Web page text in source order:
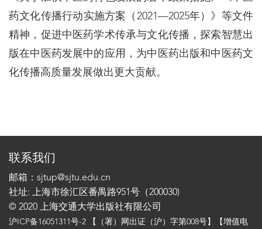
药文化传播行动实施方案（2021—2025年）》等文件
精神，促进中医药学术传承与文化传播，探索智慧出
版在中医药发展中的应用，为中医药出版和中医药文
化传播高质量发展做出更大贡献。
联系我们
邮箱：sjtup@sjtu.edu.cn
社址: 上海市徐汇区番禺路951号（200030)
© 2020 上海交通大学出版社有限公司
沪ICP备16051311号-2 【（署）网出证（沪）字第008号】【增值电